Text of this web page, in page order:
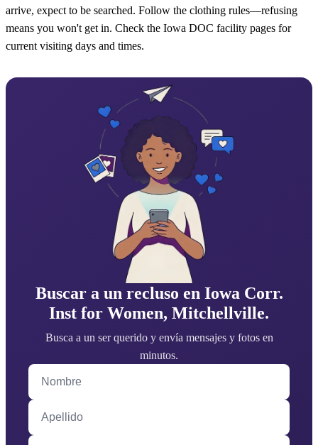
arrive, expect to be searched. Follow the clothing rules—refusing
means you won't get in. Check the Iowa DOC facility pages for
current visiting days and times.
Buscar a un recluso en Iowa Corr.
Inst for Women, Mitchellville.
Busca a un ser querido y envía mensajes y fotos en
minutos.
Nombre
Apellido